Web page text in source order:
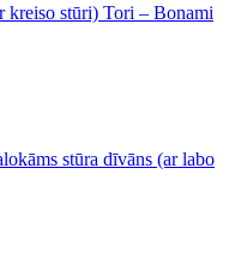
kreiso stūri) Tori – Bonami
stūra dīvāns (ar labo